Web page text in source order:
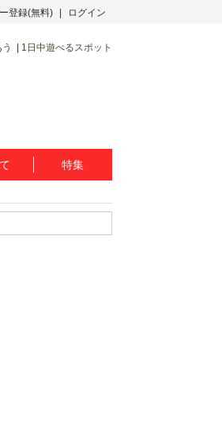
登録(無料) ログイン
1日中遊べるスポット
特集